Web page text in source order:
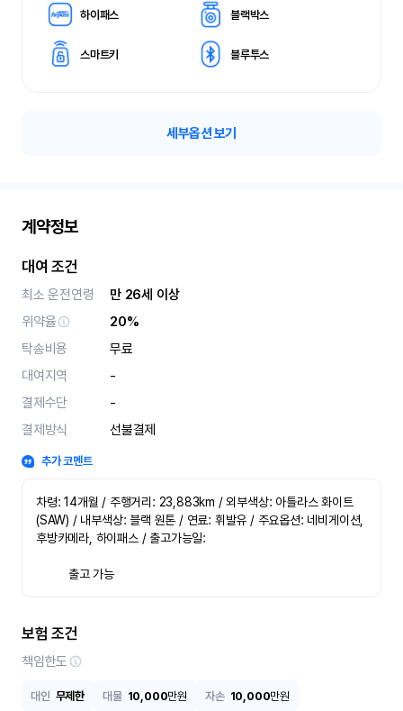
하이패스 블랙박스
스마트키 블루투스
세부옵션 보기
계약정보
대여 조건
최소 운전연령
만 26세 이상
위약율
20%
탁송비용
무료
대여지역
-
결제수단
-
결제방식
선불결제
추가 코멘트
차령: 14개월 / 주행거리: 23,883km / 외부색상: 아틀라스 화이트
(SAW) / 내부색상: 블랙 원톤 / 연료: 휘발유 / 주요옵션: 네비게이션,
후방카메라, 하이패스 / 출고가능일:
   	 출고 가능
보험 조건
책임한도
대인 무제한 대물 10,000만원 자손 10,000만원